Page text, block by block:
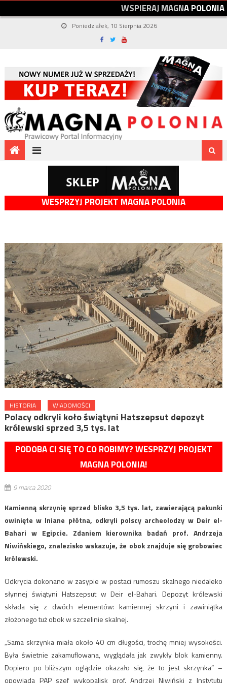
WSPIERAJMAGNAPOLONIA
Poniedziałek, 10 Sierpnia 2026
WESPRZYJ PROJEKT MAGNA POLONIA
HISTORIA WIADOMOŚCI
Polacy odkryli koło świątyni Hatszepsut depozyt
królewski sprzed 3,5 tys. lat
PODOBA CI SIĘ TO CO ROBIMY? WESPRZYJ PROJEKT
MAGNA POLONIA!
9 marca 2020
Kamienną skrzynię sprzed blisko 3,5 tys. lat, zawierającą pakunki
owinięte w lniane płótna, odkryli polscy archeolodzy w Deir el-
Bahari w Egipcie. Zdaniem kierownika badań prof. Andrzeja
Niwińskiego, znalezisko wskazuje, że obok znajduje się grobowiec
królewski.
Odkrycia dokonano w zasypie w postaci rumoszu skalnego niedaleko
słynnej świątyni Hatszepsut w Deir el-Bahari. Depozyt królewski
składa się z dwóch elementów: kamiennej skrzyni i zawiniątka
złożonego tuż obok w szczelinie skalnej.
„Sama skrzynka miała około 40 cm długości, trochę mniej wysokości.
Była świetnie zakamuflowana, wyglądała jak zwykły blok kamienny.
Dopiero po bliższym oglądzie okazało się, że to jest skrzynka” –
opowiada PAP szef wykopalisk prof. Andrzej Niwiński z Instytutu